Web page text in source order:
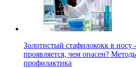
Золотистый стафилококк в носу
проявляется, чем опасен?
профилактика